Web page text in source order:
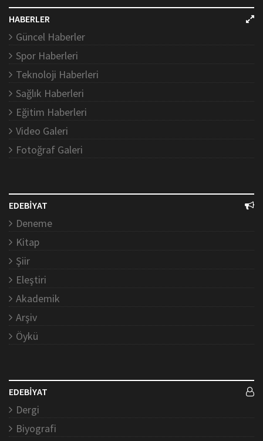
HABERLER
Güncel Haberler
Spor Haberleri
Teknoloji Haberleri
Sağlık Haberleri
Eğitim Haberleri
Video Galeri
Fotoğraf Galeri
EDEBİYAT
Deneme
Kitap
Şiir
Eleştiri
Akademik
Arşiv
Öykü
EDEBİYAT
Dergi
Biyografi